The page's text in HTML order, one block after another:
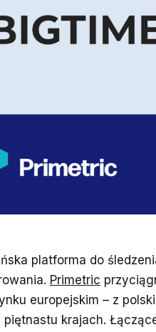
platforma do
Primetric
europejskim – z
krajach.